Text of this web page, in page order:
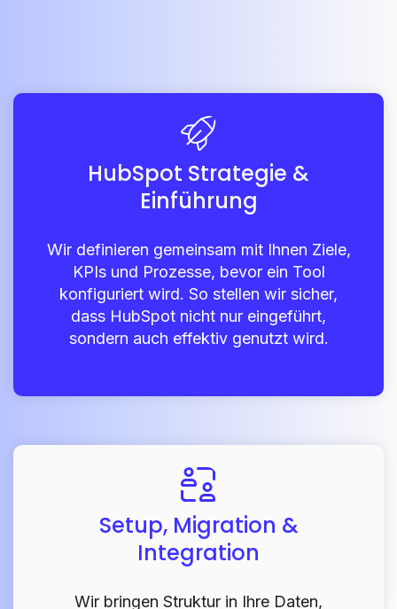
HubSpot Strategie &
Einführung
Wir definieren gemeinsam mit Ihnen Ziele,
KPIs und Prozesse, bevor ein Tool
konfiguriert wird. So stellen wir sicher,
dass HubSpot nicht nur eingeführt,
sondern auch effektiv genutzt wird.
Setup, Migration &
Integration
Wir bringen Struktur in Ihre Daten,